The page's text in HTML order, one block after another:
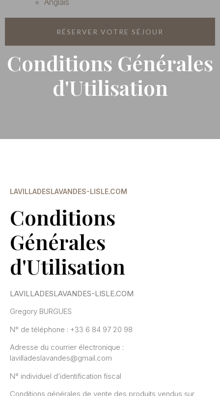
RÉSERVER VOTRE SÉJOUR
Conditions Générales
d'Utilisation
LAVILLADESLAVANDES-LISLE.COM
Conditions
Générales
d'Utilisation
LAVILLADESLAVANDES-LISLE.COM
Gregory BURGUES
N° de téléphone : +33 6 84 97 20 98
Adresse du courrier électronique :
lavilladeslavandes@gmail.com
N° individuel d’identification fiscal
Conditions générales de vente des produits vendus sur